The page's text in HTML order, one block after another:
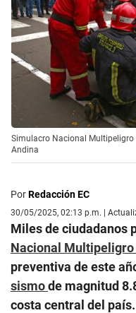
Simulacro Nacional Multipeligro
Andina
PorRedacción EC
30/05/2025, 02:13 p.m. |
Miles de ciudadanos
Nacional Multipeligro
preventiva de este
sismode magnitud
costa central del